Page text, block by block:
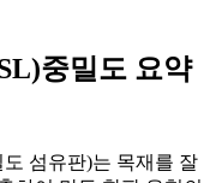
중밀도 요약
도 섬유판)는 목재를 잘